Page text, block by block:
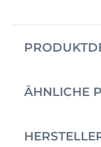
ÄHNLICHE